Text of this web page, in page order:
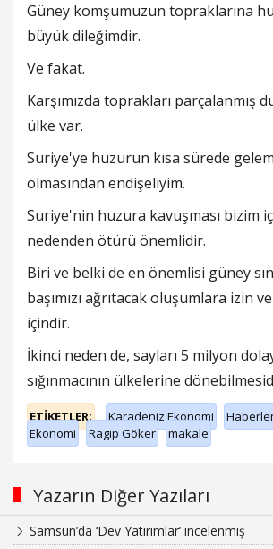
Güney komşumuzun topraklarına
büyük dileğimdir.
Ve fakat.
Karşımızda toprakları parçalanmış
ülke var.
Suriye'ye huzurun kısa sürede
olmasından endişeliyim.
Suriye'nin huzura kavuşması bizim
nedenden ötürü önemlidir.
Biri ve belki de en önemlisi güney
başımızı ağrıtacak oluşumlara izin
içindir.
İkinci neden de, sayları 5 milyon
sığınmacının ülkelerine
ETİKETLER; Karadeniz Ekonomi
Ekonomi
Ragıp Göker makale
Yazarın Diğer Yazıları
Samsun’da ‘Dev Yatırımlar’ incelenmiş